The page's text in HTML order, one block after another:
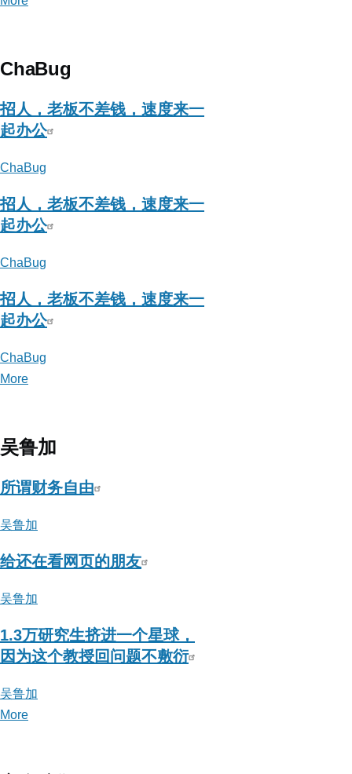
品
全
急
应
中
心
ChaBug
招人，老板不差钱，速度来一
起办公
ChaBug
招人，老板不差钱，速度来一
起办公
ChaBug
招人，老板不差钱，速度来一
起办公
ChaBug
More
吴鲁加
所谓财务自由
吴鲁加
给还在看网页的朋友
吴鲁加
1.3万研究生挤进一个星球，
因为这个教授回问题不敷衍
吴鲁加
More